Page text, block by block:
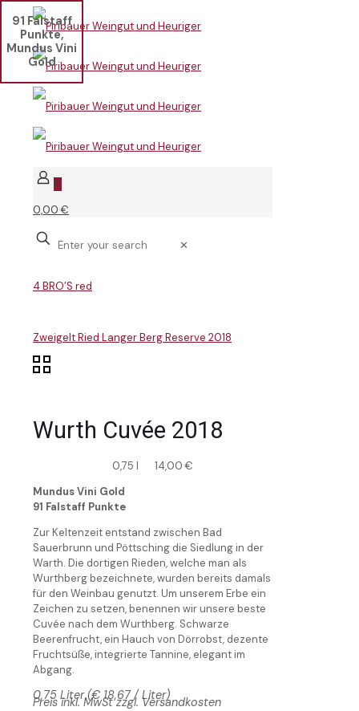
0
0,00 €
✕
4 BRO’S red
Zweigelt Ried Langer Berg Reserve 2018
91 Falstaff
Punkte,
Mundus Vini
Gold
Wurth Cuvée 2018
0,75 l 14,00€
Mundus Vini Gold
91 Falstaff Punkte
Zur Keltenzeit entstand zwischen Bad
Sauerbrunn und Pöttsching die Siedlung in der
Warth. Die dortigen Rieden, welche man als
Wurthberg bezeichnete, wurden bereits damals
für den Weinbau genutzt. Um unserem Erbe ein
Zeichen zu setzen, benennen wir unsere beste
Cuvée nach dem Wurthberg. Schwarze
Beerenfrucht, ein Hauch von Dörrobst, dezente
Fruchtsüße, integrierte Tannine, elegant im
Abgang.
0,75 Liter (€ 18,67 / Liter)
Preis inkl. MwSt zzgl. Versandkosten